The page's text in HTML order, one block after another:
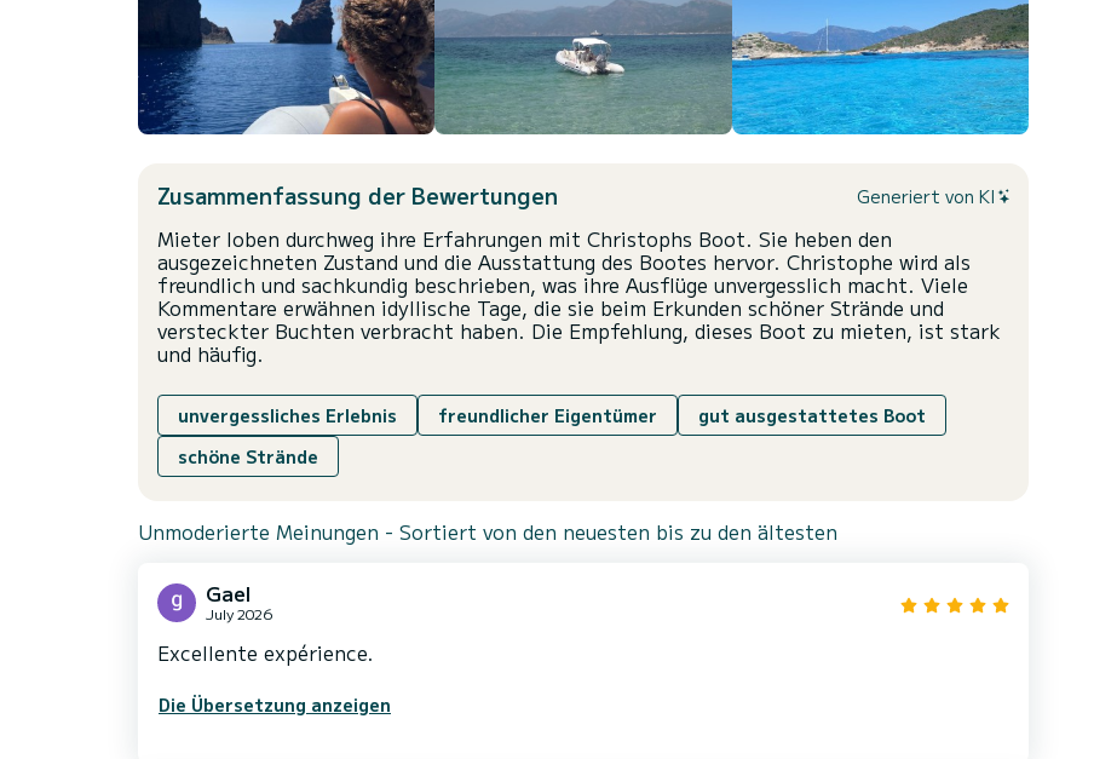
Zusammenfassung der Bewertungen Generiert von KI
Mieter loben durchweg ihre Erfahrungen mit Christophs Boot. Sie heben den
ausgezeichneten Zustand und die Ausstattung des Bootes hervor. Christophe wird als
freundlich und sachkundig beschrieben, was ihre Ausflüge unvergesslich macht. Viele
Kommentare erwähnen idyllische Tage, die sie beim Erkunden schöner Strände und
versteckter Buchten verbracht haben. Die Empfehlung, dieses Boot zu mieten, ist stark
und häufig.
unvergessliches Erlebnis freundlicher Eigentümer
gut ausgestattetes Boot
schöne Strände
Unmoderierte Meinungen - Sortiert von den neuesten bis zu den ältesten
Gael
July 2026
Excellente expérience.
Die Übersetzung anzeigen